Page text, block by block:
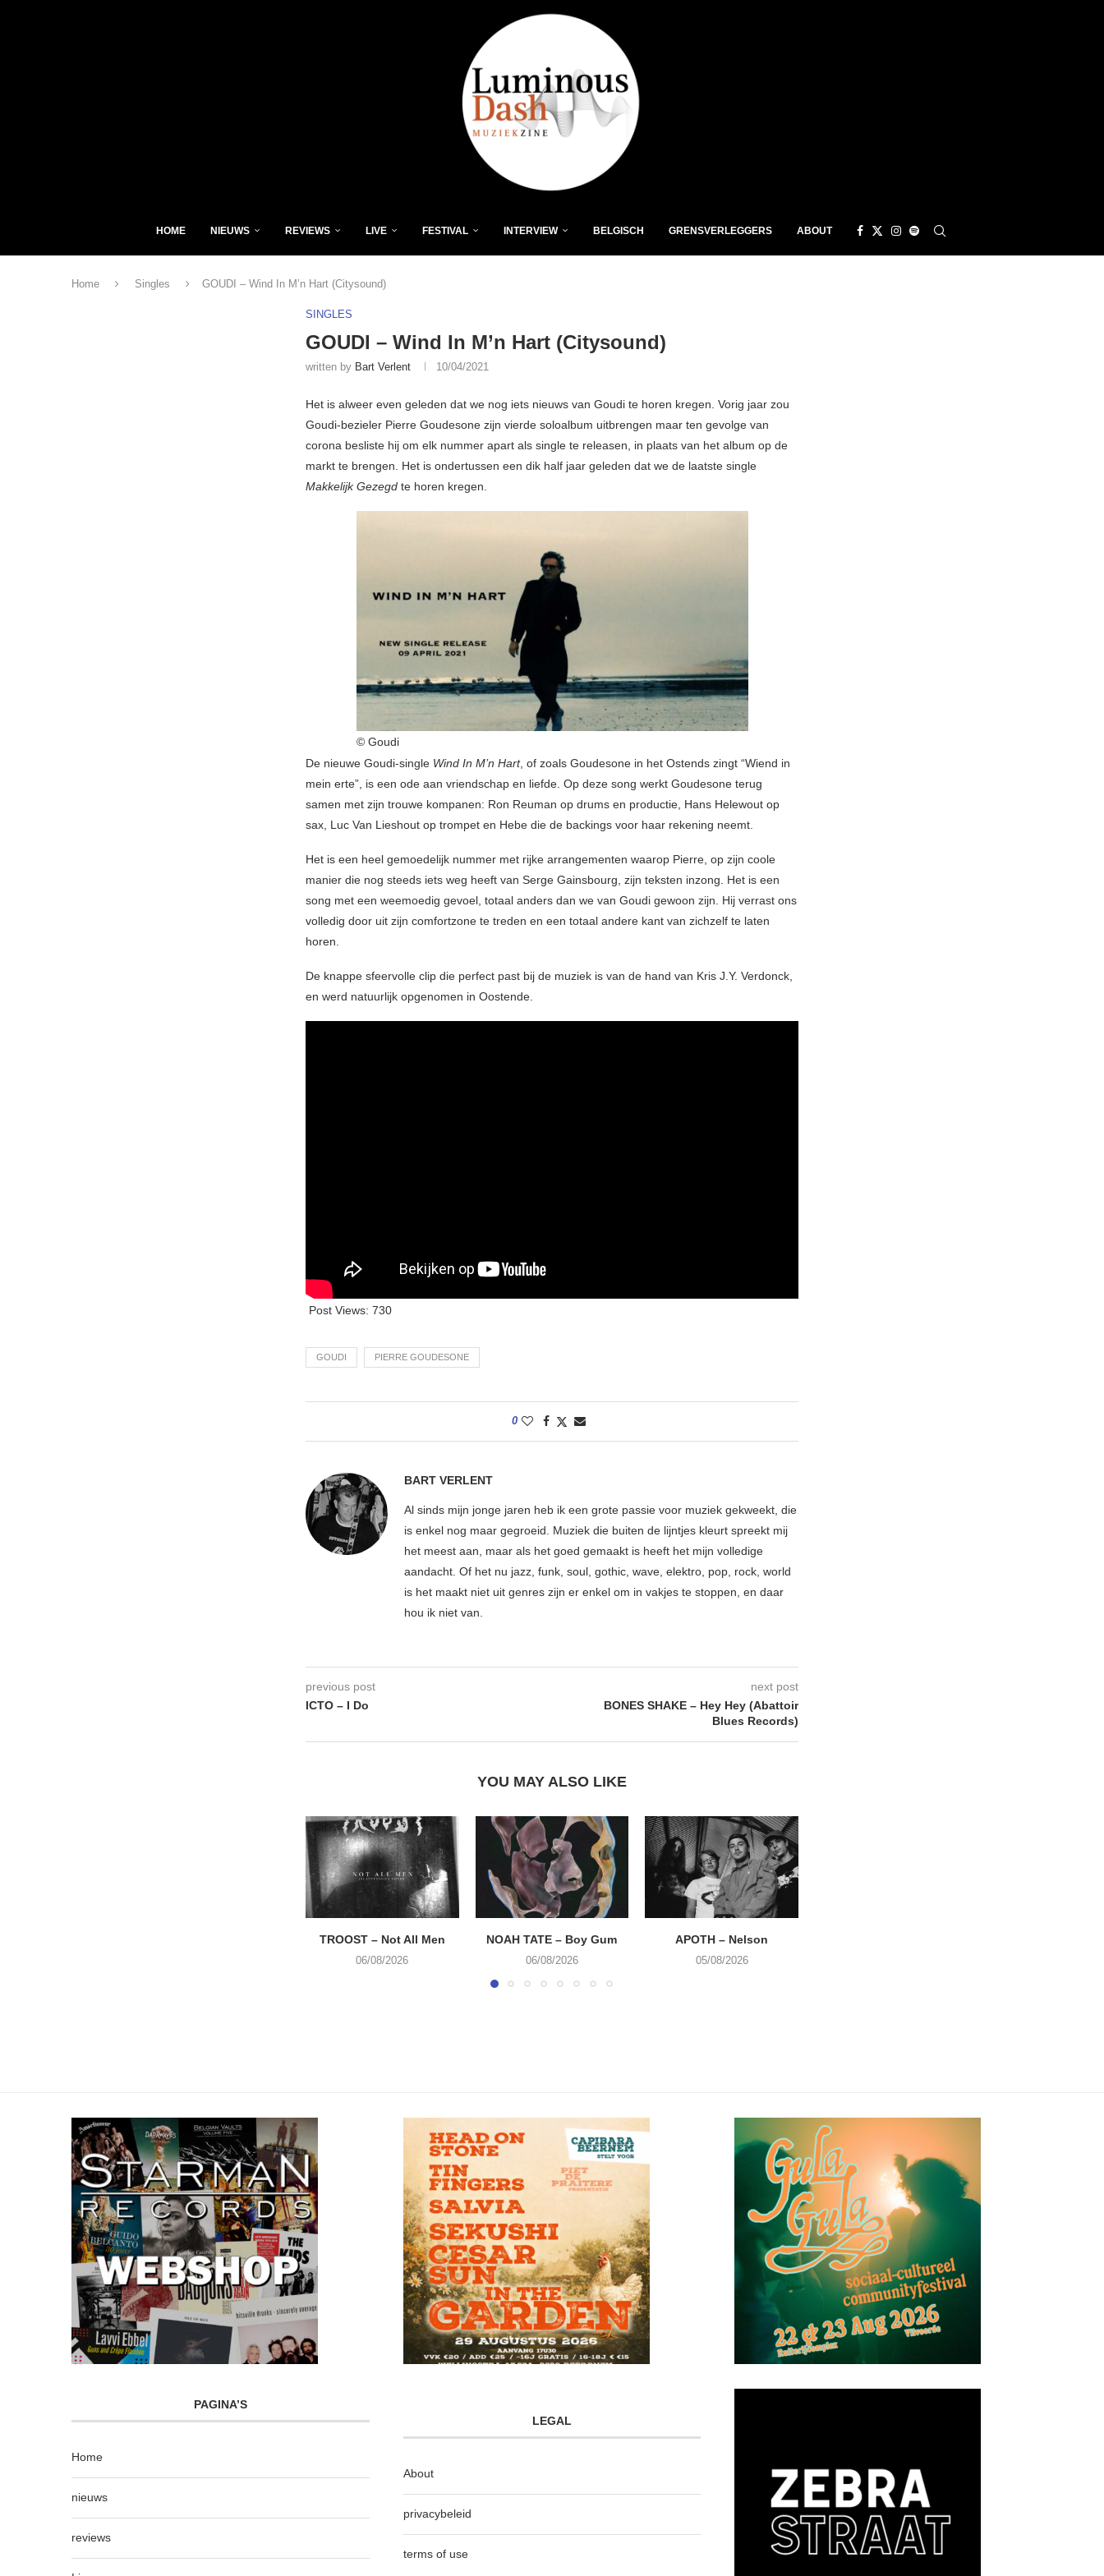
HOME NIEUWS REVIEWS LIVE FESTIVAL INTERVIEW BELGISCH GRENSVERLEGGERS ABOUT
Home Singles GOUDI – Wind In M’n Hart (Citysound)
SINGLES
GOUDI – Wind In M’n Hart (Citysound)
written by Bart Verlent 10/04/2021
Het is alweer even geleden dat we nog iets nieuws van Goudi te horen kregen. Vorig jaar zou
Goudi-bezieler Pierre Goudesone zijn vierde soloalbum uitbrengen maar ten gevolge van
corona besliste hij om elk nummer apart als single te releasen, in plaats van het album op de
markt te brengen. Het is ondertussen een dik half jaar geleden dat we de laatste single
Makkelijk Gezegd te horen kregen.
© Goudi
De nieuwe Goudi-single Wind In M’n Hart, of zoals Goudesone in het Ostends zingt “Wiend in
mein erte”, is een ode aan vriendschap en liefde. Op deze song werkt Goudesone terug
samen met zijn trouwe kompanen: Ron Reuman op drums en productie, Hans Helewout op
sax, Luc Van Lieshout op trompet en Hebe die de backings voor haar rekening neemt.
Het is een heel gemoedelijk nummer met rijke arrangementen waarop Pierre, op zijn coole
manier die nog steeds iets weg heeft van Serge Gainsbourg, zijn teksten inzong. Het is een
song met een weemoedig gevoel, totaal anders dan we van Goudi gewoon zijn. Hij verrast ons
volledig door uit zijn comfortzone te treden en een totaal andere kant van zichzelf te laten
horen.
De knappe sfeervolle clip die perfect past bij de muziek is van de hand van Kris J.Y. Verdonck,
en werd natuurlijk opgenomen in Oostende.
Post Views: 730
GOUDI PIERRE GOUDESONE
0
BART VERLENT
Al sinds mijn jonge jaren heb ik een grote passie voor muziek gekweekt, die
is enkel nog maar gegroeid. Muziek die buiten de lijntjes kleurt spreekt mij
het meest aan, maar als het goed gemaakt is heeft het mijn volledige
aandacht. Of het nu jazz, funk, soul, gothic, wave, elektro, pop, rock, world
is het maakt niet uit genres zijn er enkel om in vakjes te stoppen, en daar
hou ik niet van.
previous post
ICTO – I Do
next post
BONES SHAKE – Hey Hey (Abattoir
Blues Records)
YOU MAY ALSO LIKE
TROOST – Not All Men
06/08/2026
NOAH TATE – Boy Gum
06/08/2026
APOTH – Nelson
05/08/2026
PAGINA’S
Home
nieuws
reviews
LEGAL
About
privacybeleid
terms of use